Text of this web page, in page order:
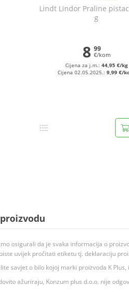
Lindt Lindor Praline
g
8 99
€/kom
Cijena za j.m.: 44,95 €/kg
Cijena 02.05.2025.:9,99 €/
osigurali da je svaka informacija o
uvijek pročitati etiketu tj. deklaraciju
savjet o bilo kojoj marki proizvoda K
ažuriraju, Konzum plus d.o.o. nije